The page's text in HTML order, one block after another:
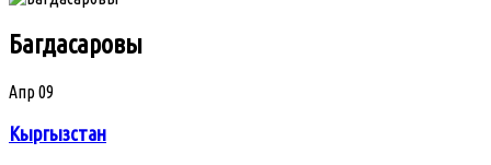
Багдасаровы
Апр09
Кыргызстан